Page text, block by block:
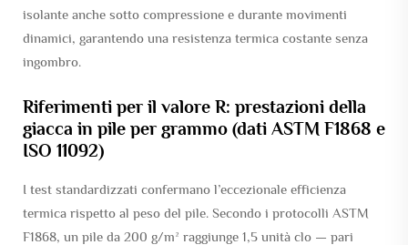
isolante anche sotto compressione e durante movimenti
dinamici, garantendo una resistenza termica costante senza
ingombro.
Riferimenti per il valore R: prestazioni della
giacca in pile per grammo (dati ASTM F1868 e
ISO 11092)
I test standardizzati confermano l’eccezionale efficienza
termica rispetto al peso del pile. Secondo i protocolli ASTM
F1868, un pile da 200 g/m² raggiunge 1,5 unità clo — pari